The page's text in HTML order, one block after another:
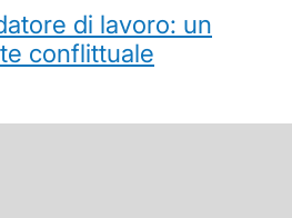
di lavoro: un
conflittuale